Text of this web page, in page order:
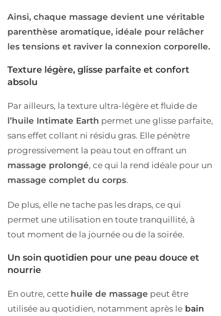
Ainsi, chaque massage devient une véritable
parenthèse aromatique, idéale pour relâcher
les tensions et raviver la connexion corporelle.
Texture légère, glisse parfaite et confort
absolu
Par ailleurs, la texture ultra-légère et fluide de
l’huile Intimate Earth permet une glisse parfaite,
sans effet collant ni résidu gras. Elle pénètre
progressivement la peau tout en offrant un
massage prolongé, ce qui la rend idéale pour un
massage complet du corps.
De plus, elle ne tache pas les draps, ce qui
permet une utilisation en toute tranquillité, à
tout moment de la journée ou de la soirée.
Un soin quotidien pour une peau douce et
nourrie
En outre, cette huile de massage peut être
utilisée au quotidien, notamment après le bain